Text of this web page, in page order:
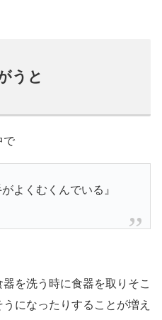
うと
で
よくむくんでいる』
を洗う時に食器を取りそこ
になったりすることが増え